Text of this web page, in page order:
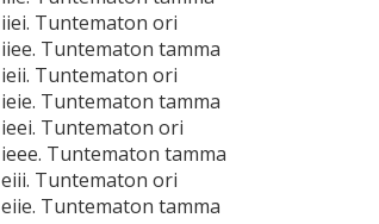
iiei. Tuntematon ori
iiee. Tuntematon tamma
ieii. Tuntematon ori
ieie. Tuntematon tamma
ieei. Tuntematon ori
ieee. Tuntematon tamma
eiii. Tuntematon ori
eiie. Tuntematon tamma